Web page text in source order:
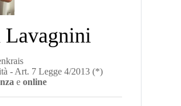
Lavagnini
- Art. 7 Legge 4/2013 (*)
e online